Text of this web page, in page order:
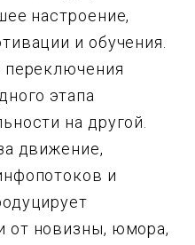
настроение,
и обучения.
этапа
на другой.
движение,
и
от новизны, юмора,